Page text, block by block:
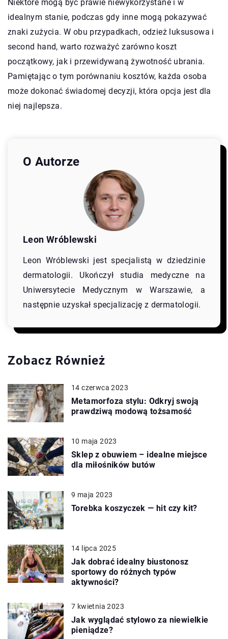
Niektóre mogą być prawie niewykorzystane i w
idealnym stanie, podczas gdy inne mogą pokazywać
znaki zużycia. W obu przypadkach, odzież luksusowa i
second hand, warto rozważyć zarówno koszt
początkowy, jak i przewidywaną żywotność ubrania.
Pamiętając o tym porównaniu kosztów, każda osoba
może dokonać świadomej decyzji, która opcja jest dla
niej najlepsza.
O Autorze
Leon Wróblewski
Leon Wróblewski jest specjalistą w dziedzinie
dermatologii. Ukończył studia medyczne na
Uniwersytecie Medycznym w Warszawie, a
następnie uzyskał specjalizację z dermatologii.
Zobacz Również
14 czerwca 2023
Metamorfoza stylu: Odkryj swoją
prawdziwą modową tożsamość
10 maja 2023
Sklep z obuwiem – idealne miejsce
dla miłośników butów
9 maja 2023
Torebka koszyczek — hit czy kit?
14 lipca 2025
Jak dobrać idealny biustonosz
sportowy do różnych typów
aktywności?
7 kwietnia 2023
Jak wyglądać stylowo za niewielkie
pieniądze?